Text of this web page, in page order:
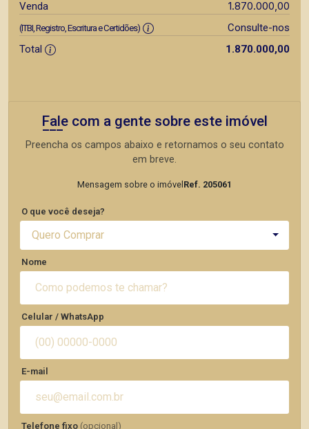
Venda 1.870.000,00
(ITBI, Registro, Escritura e Certidões)
Consulte-nos
Total
1.870.000,00
Fale com a gente sobre este imóvel
Preencha os campos abaixo e retornamos o seu contato
em breve.
Mensagem sobre o imóvel Ref. 205061
O que você deseja?
Quero Comprar
Nome
Celular / WhatsApp
E-mail
Telefone fixo (opcional)